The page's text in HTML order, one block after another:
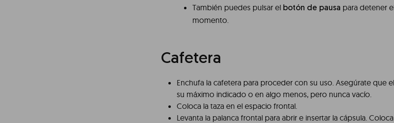
También puedes pulsar el botón de pausa para detener
momento.
Cafetera
Enchufa la cafetera para proceder con su uso. Asegúrate que
su máximo indicado o en algo menos, pero nunca vacío.
Coloca la taza en el espacio frontal.
Levanta la palanca frontal para abrir e insertar la cápsula.